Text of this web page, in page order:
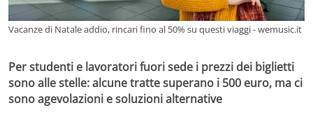
Vacanze di Natale addio, rincari fino al 50% su questi viaggi - wemusic.it
Per studenti e lavoratori fuori sede i prezzi dei biglietti
sono alle stelle: alcune tratte superano i 500 euro, ma ci
sono agevolazioni e soluzioni alternative